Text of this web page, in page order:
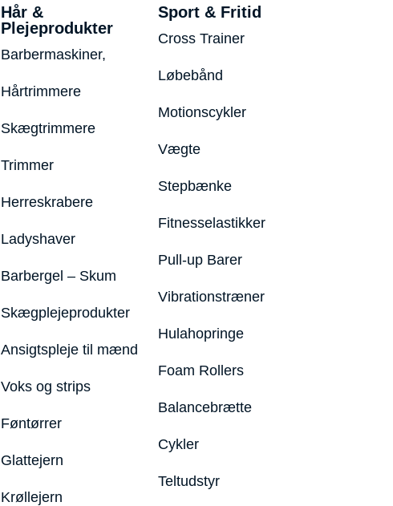
Hår &
Plejeprodukter
Barbermaskiner,
Hårtrimmere
Skægtrimmere
Trimmer
Herreskrabere
Ladyshaver
Barbergel – Skum
Skægplejeprodukter
Ansigtspleje til mænd
Voks og strips
Føntørrer
Glattejern
Krøllejern
Sport & Fritid
Cross Trainer
Løbebånd
Motionscykler
Vægte
Stepbænke
Fitnesselastikker
Pull-up Barer
Vibrationstræner
Hulahopringe
Foam Rollers
Balancebrætte
Cykler
Teltudstyr